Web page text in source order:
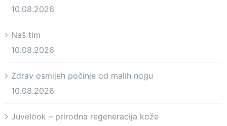
10.08.2026
Naš tim
10.08.2026
Zdrav osmijeh počinje od malih nogu
10.08.2026
Juvelook – prirodna regeneracija kože